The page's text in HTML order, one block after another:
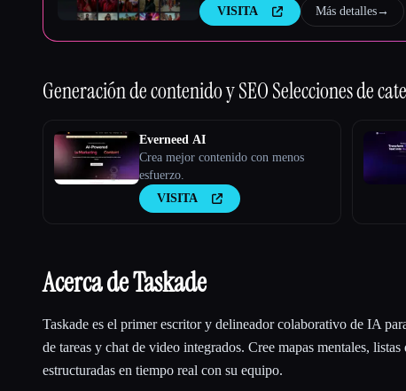
VISITA Más detalles→
Generación de contenido y SEOSelecciones de
Everneed AI
Crea mejor contenido con menos
esfuerzo.
VISITA
Acerca de Taskade
Taskade es el primer escritor y delineador colaborativo de IA
de tareas y chat de video integrados. Cree mapas mentales, listas
estructuradas en tiempo real con su equipo.